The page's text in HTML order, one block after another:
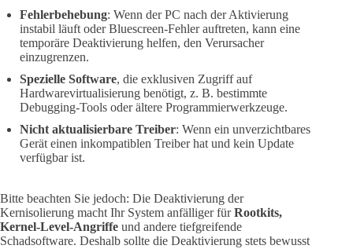
Fehlerbehebung: Wenn der PC nach der Aktivierung
instabil läuft oder Bluescreen-Fehler auftreten, kann eine
temporäre Deaktivierung helfen, den Verursacher
einzugrenzen.
Spezielle Software, die exklusiven Zugriff auf
Hardwarevirtualisierung benötigt, z. B. bestimmte
Debugging-Tools oder ältere Programmierwerkzeuge.
Nicht aktualisierbare Treiber: Wenn ein unverzichtbares
Gerät einen inkompatiblen Treiber hat und kein Update
verfügbar ist.
Bitte beachten Sie jedoch: Die Deaktivierung der
Kernisolierung macht Ihr System anfälliger fürRootkits,
Kernel-Level-Angriffe und andere tiefgreifende
Schadsoftware. Deshalb sollte die Deaktivierung stets bewusst